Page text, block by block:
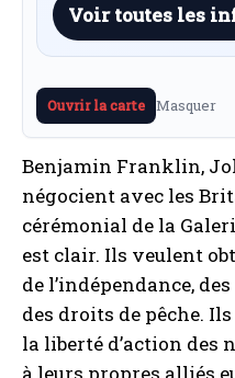
Voir toutes les
Ouvrir la carte Masquer
Benjamin Franklin,
négocient avec les
cérémonial de la
est clair. Ils veulent
de l’indépendance,
des droits de pêche.
la liberté d’action des
à leurs propres alliés